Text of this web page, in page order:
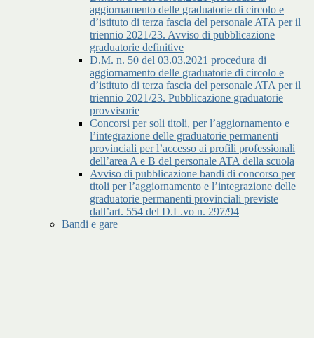
aggiornamento delle graduatorie di circolo e
d’istituto di terza fascia del personale ATA per il
triennio 2021/23. Avviso di pubblicazione
graduatorie definitive
D.M. n. 50 del 03.03.2021 procedura di
aggiornamento delle graduatorie di circolo e
d’istituto di terza fascia del personale ATA per il
triennio 2021/23. Pubblicazione graduatorie
provvisorie
Concorsi per soli titoli, per l’aggiornamento e
l’integrazione delle graduatorie permanenti
provinciali per l’accesso ai profili professionali
dell’area A e B del personale ATA della scuola
Avviso di pubblicazione bandi di concorso per
titoli per l’aggiornamento e l’integrazione delle
graduatorie permanenti provinciali previste
dall’art. 554 del D.L.vo n. 297/94
Bandi e gare